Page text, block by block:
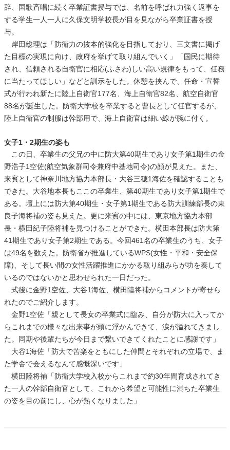
辞、国歌斉唱に続く卒業証書授与では、名前を呼ばれ力強く返事を
する学生一人一人に久保文明学校長が目を見ながら卒業証書を授
与。
岸田総理は「防衛力の抜本的強化を目指しており、三文書に掲げ
た目標の実現に向け、政府を挙げて取り組んでいく」「国民に期待
され、信頼される自衛官に相応(ふさわ)しい高い規律をもって、任務
に当たってほしい」などと訓示をした。休憩を挟んで、任命・宣誓
式が行われ新たに陸上自衛官177名、海上自衛官82名、航空自衛官
88名が誕生した。防衛大学校を卒業すると曹長として任官するが、
陸上自衛官の制服は幹部用で、海上自衛官は細い線が腕に付く。
女子1・2期生の姿も
この日、卒業生の父兄の中に防大第40期生であり女子第1期生の金
野浩子1空佐(航空気象群司令兼府中基地司令)の顔が見えた。また、
来賓として神奈川地方協力本部長・大谷三穂1海佐を確認することも
できた。大谷地本長もここの卒業生、第40期生であり女子第1期生で
ある。壇上には防大第40期生・女子第1期生である防大訓練部長の東
良子海将補の姿も見えた。更に来賓の中には、東京地方協力本部
長・横田紀子陸将補を見つけることができた。横田本部長は防大第
41期生であり女子第2期生である。今回461名の卒業生のうち、女子
は49名を数えた。防衛省が推進しているWPS(女性・平和・安全保
障)、そして長い間の女性活躍推進にかかる取り組みらが功を奏して
いるのではないかと思わせられた一日だった。
式後に金野1空佐、大谷1海佐、横田陸将補からコメントが寄せら
れたのでご紹介します。
金野1空佐「親として長女の卒業式に臨み、自分が防大に入ってか
らこれまでの様々な出来事が頭に浮かんできて、涙が溢れてきまし
た。同期や後輩たちが今日まで繋いできてくれたことに感謝です」
大谷1海佐「防大で苦楽をともにした仲間とそれぞれの立場で、ま
た学舎で会えるなんて感慨深いです」
横田陸将補「防衛大学校入校からこれまで約30年間育成されてき
た一人の幹部自衛官として、これから希望と可能性に満ちた卒業生
の姿を目の前にし、心が熱くなりました」